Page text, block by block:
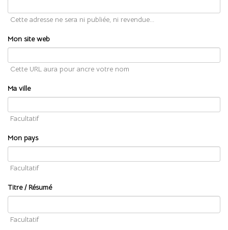
Cette adresse ne sera ni publiée, ni revendue...
Mon site web
Cette URL aura pour ancre votre nom
Ma ville
Facultatif
Mon pays
Facultatif
Titre / Résumé
Facultatif